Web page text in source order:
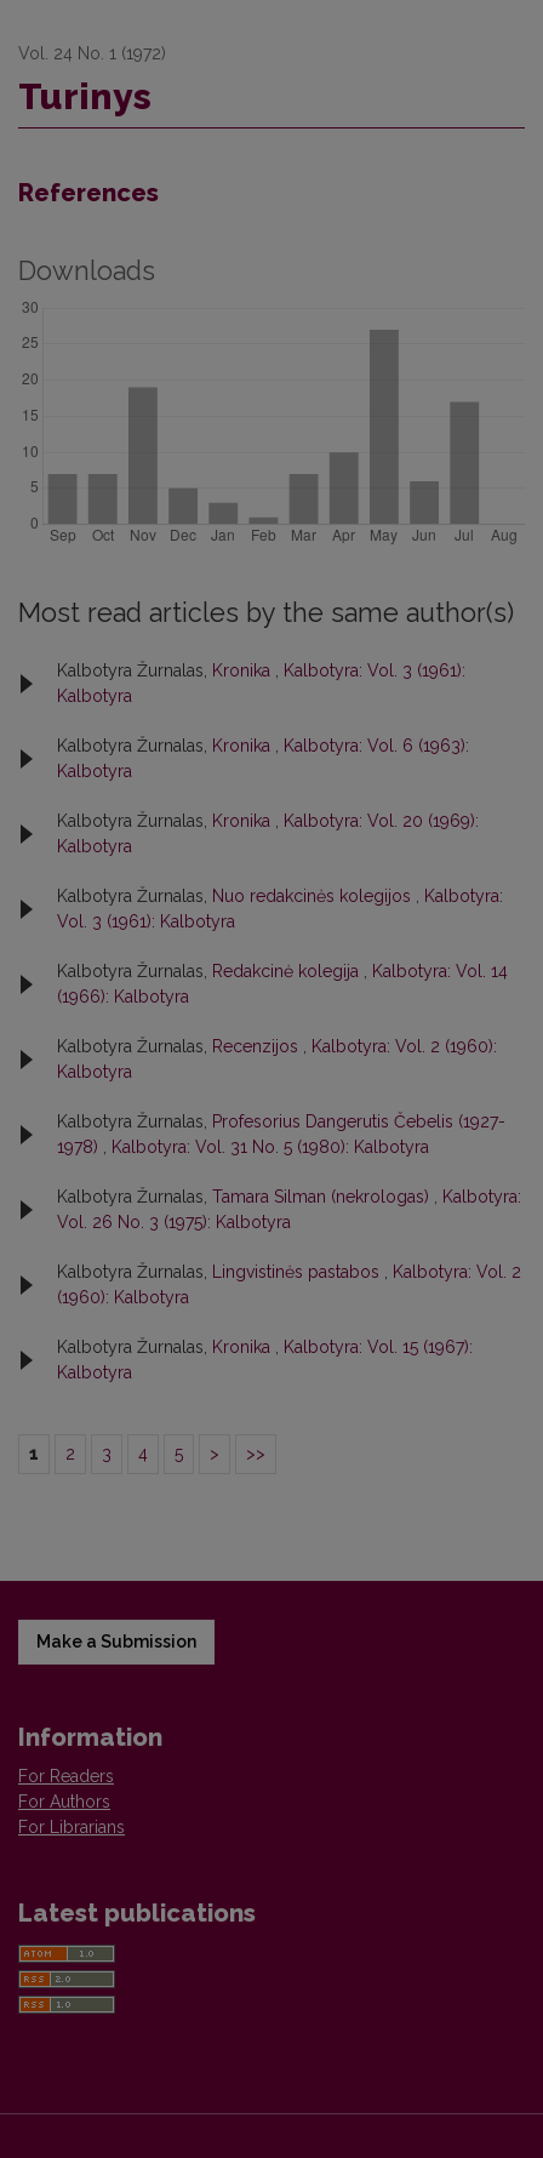
Vol. 24 No. 1 (1972)
Turinys
References
Downloads
Most read articles by the same author(s)
Kalbotyra Žurnalas, Kronika
Kalbotyra: Vol. 3 (1961):
Kalbotyra
Kalbotyra Žurnalas, Kronika
Kalbotyra: Vol. 6 (1963):
Kalbotyra
Kalbotyra Žurnalas, Kronika
Kalbotyra: Vol. 20 (1969):
Kalbotyra
Kalbotyra Žurnalas, Nuo redakcinės kolegijos
Kalbotyra:
Vol. 3 (1961): Kalbotyra
Kalbotyra Žurnalas, Redakcinė kolegija
Kalbotyra: Vol. 14
(1966): Kalbotyra
Kalbotyra Žurnalas, Recenzijos
Kalbotyra: Vol. 2 (1960):
Kalbotyra
Kalbotyra Žurnalas,
Profesorius Dangerutis Čebelis (1927-
1978)
Kalbotyra: Vol. 31 No. 5 (1980): Kalbotyra
Kalbotyra Žurnalas, Tamara Silman (nekrologas)
Kalbotyra:
Vol. 26 No. 3 (1975): Kalbotyra
Kalbotyra Žurnalas, Lingvistinės pastabos
Kalbotyra: Vol. 2
(1960): Kalbotyra
Kalbotyra Žurnalas, Kronika
Kalbotyra: Vol. 15 (1967):
Kalbotyra
1 2 3 4 5 > >>
Make a Submission
Information
For Readers
For Authors
For Librarians
Latest publications